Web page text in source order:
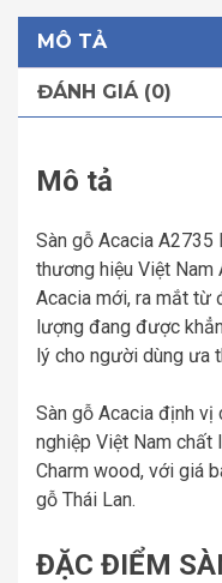
MÔ TẢ
ĐÁNH GIÁ (0)
Mô tả
Sàn gỗ Acacia A2735
thương hiệu Việt Nam
Acacia mới, ra mắt từ
lượng đang được
lý cho người dùng ưa
Sàn gỗ Acacia định vị
nghiệp Việt Nam chất
Charm wood, với giá
gỗ Thái Lan.
ĐẶC ĐIỂM